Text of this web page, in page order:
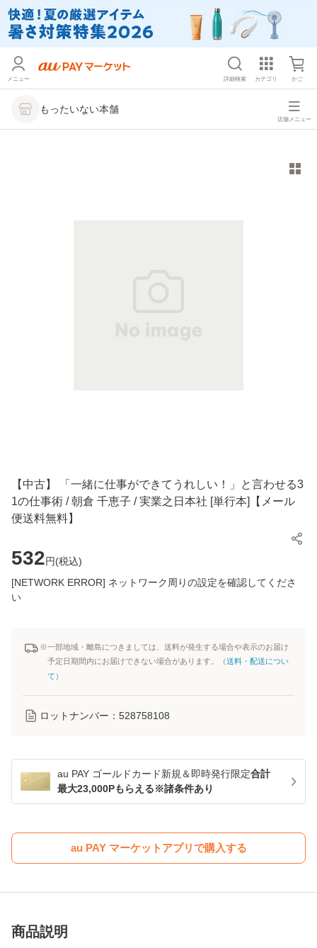
メニュー 詳細検索 カテゴリ かご
もったいない本舗
店舗メニュー
【中古】 「一緒に仕事ができてうれしい！」と言わせる3
1の仕事術 / 朝倉 千恵子 / 実業之日本社 [単行本]【メール
便送料無料】
532円(税込)
[NETWORK ERROR] ネットワーク周りの設定を確認してくださ
い
※一部地域・離島につきましては、送料が発生する場合や表示のお届け
予定日期間内にお届けできない場合があります。（送料・配送につい
て ）
ロットナンバー： 528758108
au PAY ゴールドカード新規＆即時発行限定合計
最大23,000Pもらえる※諸条件あり
au PAY マーケットアプリで購入する
商品説明